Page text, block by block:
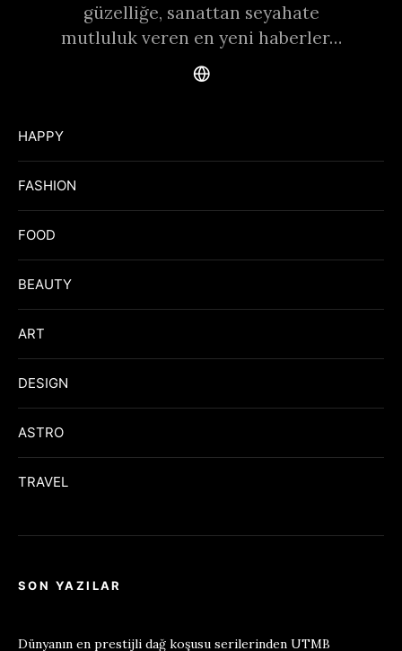
güzelliğe, sanattan seyahate
mutluluk veren en yeni haberler…
HAPPY
FASHION
FOOD
BEAUTY
ART
DESIGN
ASTRO
TRAVEL
SON YAZILAR
Dünyanın en prestijli dağ koşusu serilerinden UTMB